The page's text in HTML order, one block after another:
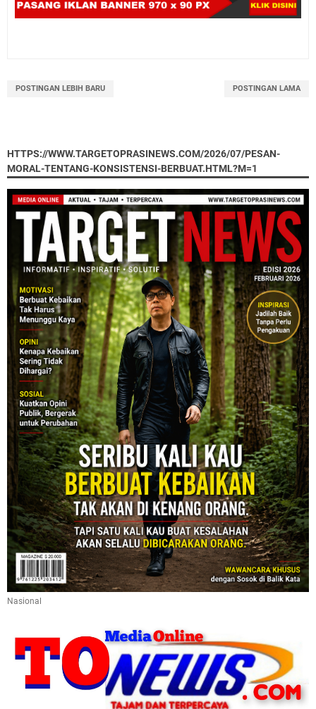
POSTINGAN LEBIH BARU POSTINGAN LAMA
HTTPS://WWW.TARGETOPRASINEWS.COM/2026/07/PESAN-
MORAL-TENTANG-KONSISTENSI-BERBUAT.HTML?M=1
Nasional